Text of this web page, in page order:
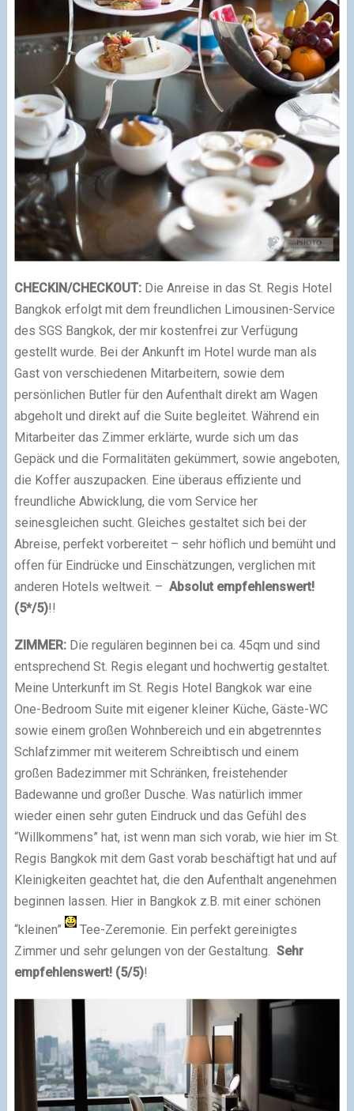
CHECKIN/CHECKOUT: Die Anreise in das St. Regis Hotel
Bangkok erfolgt mit dem freundlichen Limousinen-Service
des SGS Bangkok, der mir kostenfrei zur Verfügung
gestellt wurde. Bei der Ankunft im Hotel wurde man als
Gast von verschiedenen Mitarbeitern, sowie dem
persönlichen Butler für den Aufenthalt direkt am Wagen
abgeholt und direkt auf die Suite begleitet. Während ein
Mitarbeiter das Zimmer erklärte, wurde sich um das
Gepäck und die Formalitäten gekümmert, sowie angeboten,
die Koffer auszupacken. Eine überaus effiziente und
freundliche Abwicklung, die vom Service her
seinesgleichen sucht. Gleiches gestaltet sich bei der
Abreise, perfekt vorbereitet – sehr höflich und bemüht und
offen für Eindrücke und Einschätzungen, verglichen mit
anderen Hotels weltweit. – Absolut empfehlenswert!
(5*/5)!!
ZIMMER: Die regulären beginnen bei ca. 45qm und sind
entsprechend St. Regis elegant und hochwertig gestaltet.
Meine Unterkunft im St. Regis Hotel Bangkok war eine
One-Bedroom Suite mit eigener kleiner Küche, Gäste-WC
sowie einem großen Wohnbereich und ein abgetrenntes
Schlafzimmer mit weiterem Schreibtisch und einem
großen Badezimmer mit Schränken, freistehender
Badewanne und großer Dusche. Was natürlich immer
wieder einen sehr guten Eindruck und das Gefühl des
“Willkommens” hat, ist wenn man sich vorab, wie hier im St.
Regis Bangkok mit dem Gast vorab beschäftigt hat und auf
Kleinigkeiten geachtet hat, die den Aufenthalt angenehmen
beginnen lassen. Hier in Bangkok z.B. mit einer schönen
“kleinen”
Tee-Zeremonie. Ein perfekt gereinigtes
Zimmer und sehr gelungen von der Gestaltung. Sehr
empfehlenswert! (5/5)!